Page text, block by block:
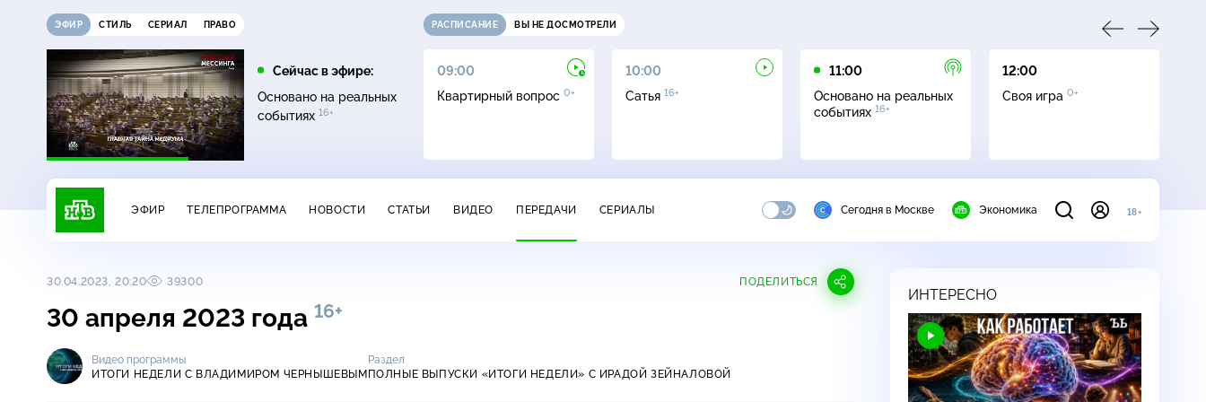
ЭФИР СТИЛЬ СЕРИАЛ ПРАВО
Сейчас в эфире:
Основано на реальных
событиях 16+
РАСПИСАНИЕ ВЫ НЕ ДОСМОТРЕЛИ
07:20
Главная дорога16+
08:00
Живая еда 12+
09:00
Квартирный вопрос 0+
10:00
Сатья 16+
11:00
Основано на реальных
событиях 16+
12:00
Своя игра 0+
ЭФИР ТЕЛЕПРОГРАММА НОВОСТИ СТАТЬИ ВИДЕО ПЕРЕДАЧИ СЕРИАЛЫ Сегодня в Москве Экономика 18+
30.04.2023, 20:20 39300 ПОДЕЛИТЬСЯ
30 апреля 2023 года 16+
Видео программы
ИТОГИ НЕДЕЛИ С ВЛАДИМИРОМ ЧЕРНЫШЕВЫМ
Раздел
ПОЛНЫЕ ВЫПУСКИ «ИТОГИ НЕДЕЛИ» С ИРАДОЙ ЗЕЙНАЛОВОЙ
ИНТЕРЕСНО